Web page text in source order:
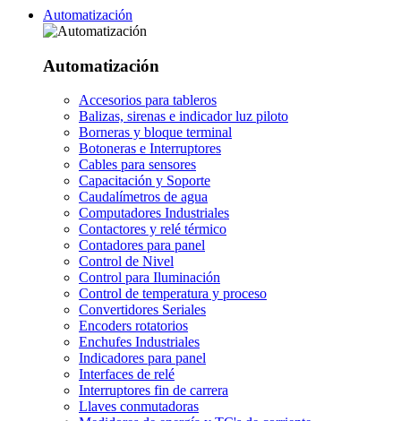
Automatización
Automatización
Accesorios para tableros
Balizas, sirenas e indicador luz piloto
Borneras y bloque terminal
Botoneras e Interruptores
Cables para sensores
Capacitación y Soporte
Caudalímetros de agua
Computadores Industriales
Contactores y relé térmico
Contadores para panel
Control de Nivel
Control para Iluminación
Control de temperatura y proceso
Convertidores Seriales
Encoders rotatorios
Enchufes Industriales
Indicadores para panel
Interfaces de relé
Interruptores fin de carrera
Llaves conmutadoras